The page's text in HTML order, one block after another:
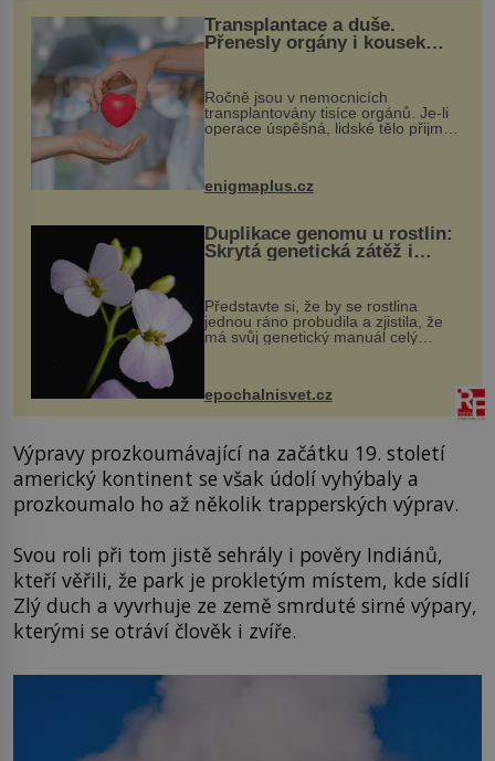
Transplantace a duše.
Přenesly orgány i kousek
Ročně jsou v nemocnicích
transplantovány tisíce orgánů. Je-li
operace úspěšná, lidské tělo přijme
enigmaplus.cz
Duplikace genomu u rostlin:
Skrytá genetická zátěž i
Představte si, že by se rostlina
jednou ráno probudila a zjistila, že
má svůj genetický manuál celý
vstupenka...
epochalnisvet.cz
Výpravy prozkoumávající na začátku 19. století
americký kontinent se však údolí vyhýbaly a
prozkoumalo ho až několik trapperských výprav.
Svou roli při tom jistě sehrály i pověry Indiánů,
kteří věřili, že park je prokletým místem, kde sídlí
Zlý duch a vyvrhuje ze země smrduté sirné výpary,
kterými se otráví člověk i zvíře.